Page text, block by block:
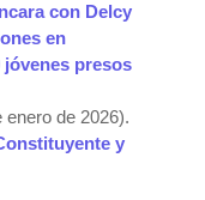
con Delcy
en
jóvenes presos
de 2026).
y